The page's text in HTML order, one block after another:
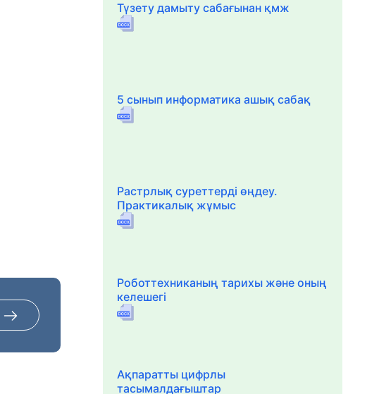
Түзету дамыту сабағынан қмж
5 сынып информатика ашық сабақ
Растрлық суреттерді өңдеу.
Практикалық жұмыс
Роботтехниканың тарихы және оның
келешегі
Ақпаратты цифрлы
тасымалдағыштар